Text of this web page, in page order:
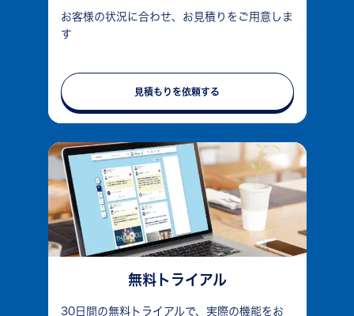
お客様の状況に合わせ、お見積りをご用意しま
す
見積もりを依頼する
無料トライアル
30日間の無料トライアルで、実際の機能をお